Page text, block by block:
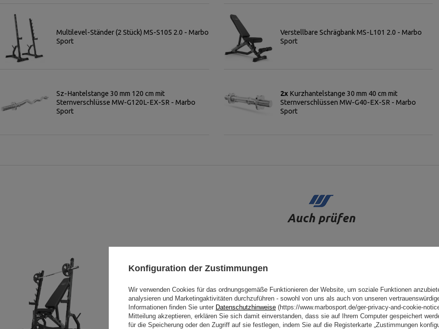
Multilevel-Ständer (2 Stück) MS-S105 2.0 - Marbo
Sport
Verstellbare Schrägbank MS-L101 2.0 - Marbo
Sport
Sz-Hantelstange 30 mm 120 cm mit
Sternverschlüsse MW-G120L-EX-SR - Marbo
Sport
2x Kurzhantelstange 30 mm 40 cm mit
Sternverschlüssen MW-G40-EX-SR - Marbo
Sport
Auch prüfen
Konfiguration der Zustimmungen
Wir verwenden Cookies für das ordnungsgemäße Funktionieren der Website, um soziale Funktionen
analysieren und Marketingaktivitäten durchzuführen - sowohl von uns als auch von unseren
Informationen finden Sie unter Datenschutzhinweise (https://www.marbosport.de/ger-privacy-and-cookie-
Mitteilung akzeptieren, erklären Sie sich damit einverstanden, dass sie auf Ihrem Computer gespeichert
für die Speicherung oder den Zugriff auf sie festlegen, indem Sie auf die Registerkarte „Zustimmungen